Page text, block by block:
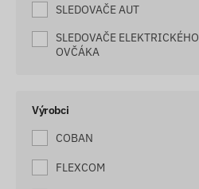
SLEDOVAČE AUT
SLEDOVAČE ELEKTRICKÉHO
OVČÁKA
SLEDOVAČE JÍZDNÍCH KOL
SLEDOVAČE KOČEK
SLEDOVAČE LODÍ
Výrobci
COBAN
FLEXCOM